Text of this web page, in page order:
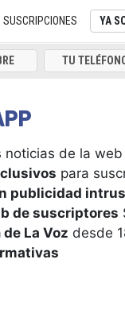
YA
noticias de la
para
publicidad
de suscriptores
de La Voz desde